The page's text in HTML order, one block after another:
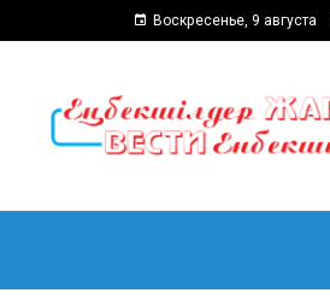
Воскресенье, 9 августа